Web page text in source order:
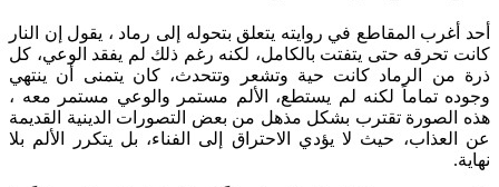
أحد أغرب المقاطع في روايته يتعلق بتحوله إلى رماد ، يقول إن النار
كانت تحرقه حتى يتفتت بالكامل، لكنه رغم ذلك لم يفقد الوعي، كل
ذرة من الرماد كانت حية وتشعر وتتحدث، كان يتمنى أن ينتهي
وجوده تماماً لكنه لم يستطع، الألم مستمر والوعي مستمر معه ،
هذه الصورة تقترب بشكل مذهل من بعض التصورات الدينية القديمة
عن العذاب، حيث لا يؤدي الاحتراق إلى الفناء، بل يتكرر الألم بلا
نهاية.